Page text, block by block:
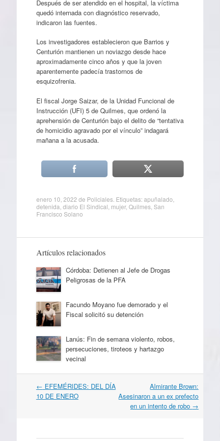
Después de ser atendido en el hospital, la víctima
quedó internada con diagnóstico reservado,
indicaron las fuentes.
Los investigadores establecieron que Barrios y
Centurión mantienen un noviazgo desde hace
aproximadamente cinco años y que la joven
aparentemente padecía trastornos de
esquizofrenia.
El fiscal Jorge Saizar, de la Unidad Funcional de
Instrucción (UFI) 5 de Quilmes, que ordenó la
aprehensión de Centurión bajo el delito de “tentativa
de homicidio agravado por el vínculo” indagará
mañana a la acusada.
enero 10, 2022 de Policiales. Etiquetas:apuñalado
detenida diario El Sindical mujer, Quilmes, San
Francisco Solano
Artículos relacionados
Córdoba: Detienen al Jefe de Drogas
Peligrosas de la PFA
Facundo Moyano fue demorado y el
Fiscal solicitó su detención
Lanús: Fin de semana violento, robos,
persecuciones, tiroteos y hartazgo
vecinal
Navegación
por
← EFEMÉRIDES: DEL DÍA
10 DE ENERO
Almirante Brown:
Asesinaron a un ex prefecto
en un intento de robo →